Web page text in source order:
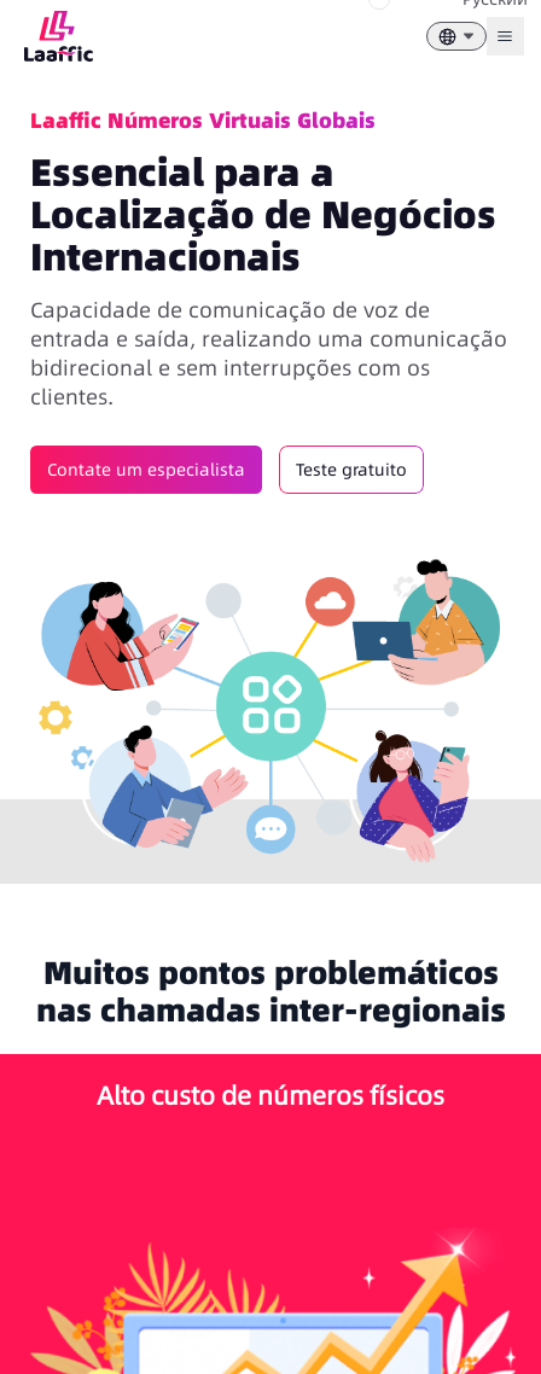
Laaffic Números Virtuais Globais
Essencial para a
Localização de Negócios
Internacionais
Capacidade de comunicação de voz de
entrada e saída, realizando uma comunicação
bidirecional e sem interrupções com os
clientes.
Contate um especialista Teste gratuito
Muitos pontos problemáticos
nas chamadas inter-regionais
Alto custo de números físicos